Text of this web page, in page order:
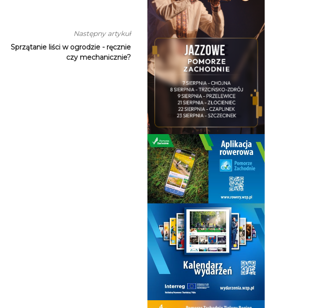
Następny artykuł
Sprzątanie liści w ogrodzie - ręcznie
czy mechanicznie?